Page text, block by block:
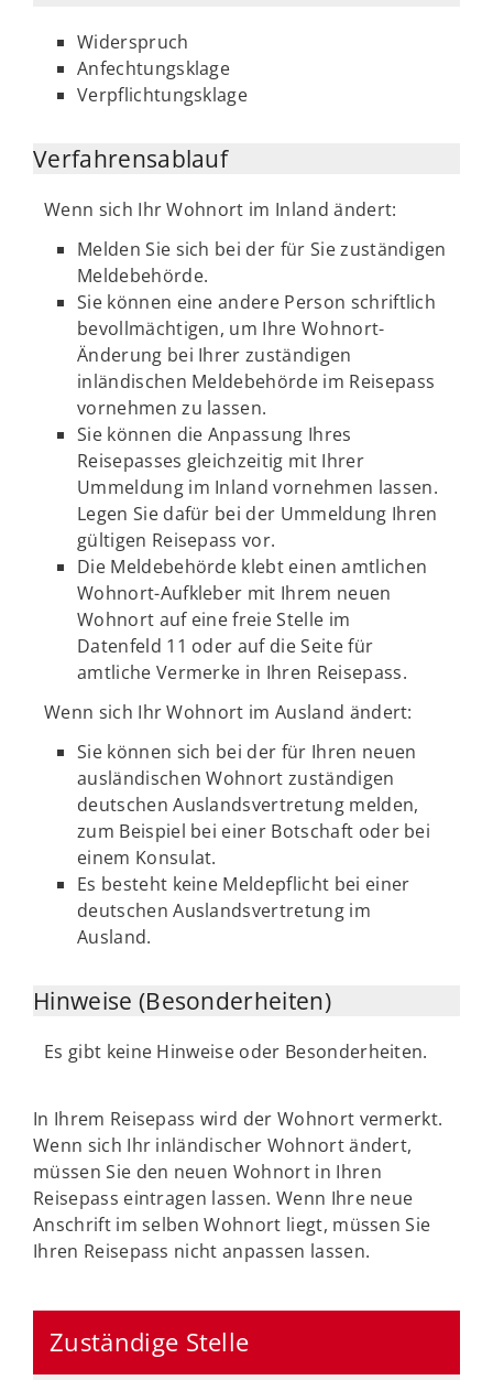
Widerspruch
Anfechtungsklage
Verpflichtungsklage
Verfahrensablauf
Wenn sich Ihr Wohnort im Inland ändert:
Melden Sie sich bei der für Sie zuständigen
Meldebehörde.
Sie können eine andere Person schriftlich
bevollmächtigen, um Ihre Wohnort-
Änderung bei Ihrer zuständigen
inländischen Meldebehörde im Reisepass
vornehmen zu lassen.
Sie können die Anpassung Ihres
Reisepasses gleichzeitig mit Ihrer
Ummeldung im Inland vornehmen lassen.
Legen Sie dafür bei der Ummeldung Ihren
gültigen Reisepass vor.
Die Meldebehörde klebt einen amtlichen
Wohnort-Aufkleber mit Ihrem neuen
Wohnort auf eine freie Stelle im
Datenfeld 11 oder auf die Seite für
amtliche Vermerke in Ihren Reisepass.
Wenn sich Ihr Wohnort im Ausland ändert:
Sie können sich bei der für Ihren neuen
ausländischen Wohnort zuständigen
deutschen Auslandsvertretung melden,
zum Beispiel bei einer Botschaft oder bei
einem Konsulat.
Es besteht keine Meldepflicht bei einer
deutschen Auslandsvertretung im
Ausland.
Hinweise (Besonderheiten)
Es gibt keine Hinweise oder Besonderheiten.
In Ihrem Reisepass wird der Wohnort vermerkt.
Wenn sich Ihr inländischer Wohnort ändert,
müssen Sie den neuen Wohnort in Ihren
Reisepass eintragen lassen. Wenn Ihre neue
Anschrift im selben Wohnort liegt, müssen Sie
Ihren Reisepass nicht anpassen lassen.
Zuständige Stelle